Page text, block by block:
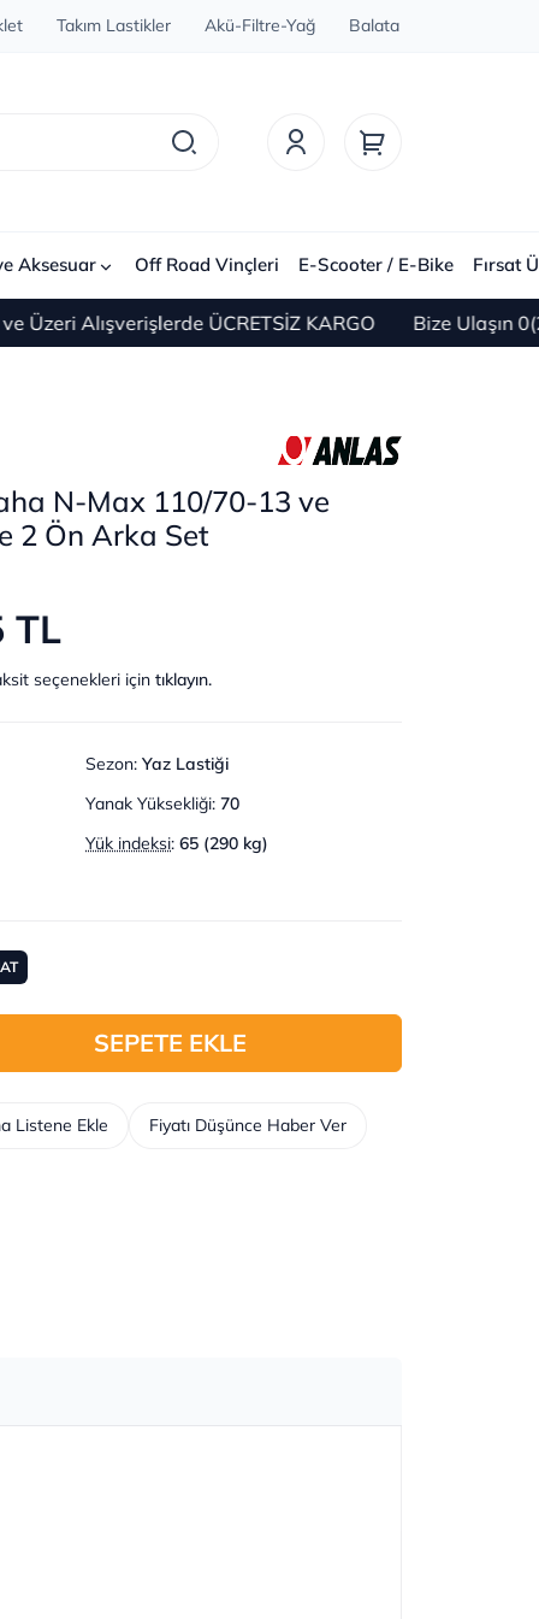
Takım Lastikler Akü-Filtre-Yağ Balata
Aksesuar Off Road Vinçleri E-Scooter / E-Bike Fırsat
ÜCRETSİZ KARGO Bize Ulaşın 0(212)
N-Max 110/70-13 ve
2 Ön Arka Set
TL
seçenekleri için tıklayın.
Sezon: Yaz Lastiği
Yanak Yüksekliği: 70
Yük indeksi: 65 (290 kg)
SEPETE EKLE
Listene Ekle Fiyatı Düşünce Haber Ver